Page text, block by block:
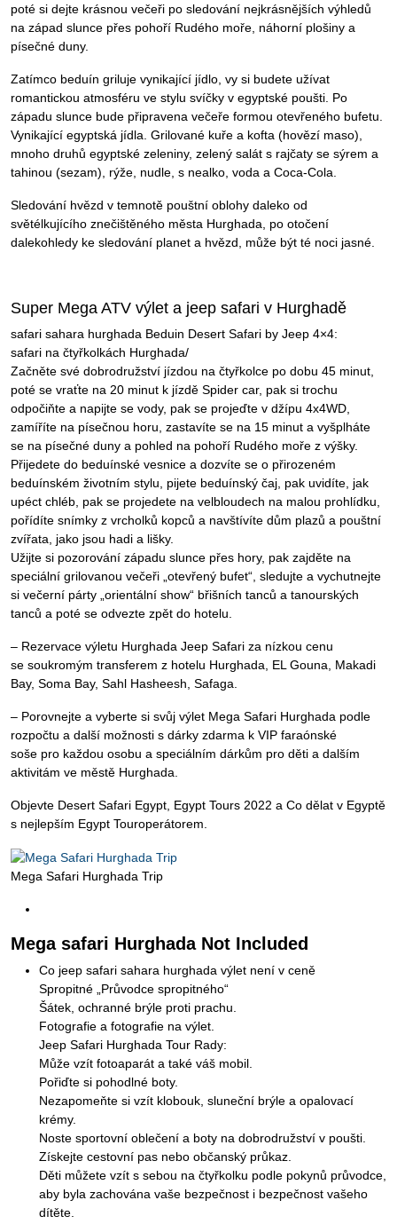
poté si dejte krásnou večeři po sledování nejkrásnějších výhledů
na západ slunce přes pohoří Rudého moře, náhorní plošiny a
písečné duny.
Zatímco beduín griluje vynikající jídlo, vy si budete užívat
romantickou atmosféru ve stylu svíčky v egyptské poušti. Po
západu slunce bude připravena večeře formou otevřeného bufetu.
Vynikající egyptská jídla. Grilované kuře a kofta (hovězí maso),
mnoho druhů egyptské zeleniny, zelený salát s rajčaty se sýrem a
tahinou (sezam), rýže, nudle, s nealko, voda a Coca-Cola.
Sledování hvězd v temnotě pouštní oblohy daleko od
světélkujícího znečištěného města Hurghada, po otočení
dalekohledy ke sledování planet a hvězd, může být té noci jasné.
Super Mega ATV výlet a jeep safari v Hurghadě
safari sahara hurghada Beduin Desert Safari by Jeep 4×4:
safari na čtyřkolkách Hurghada/
Začněte své dobrodružství jízdou na čtyřkolce po dobu 45 minut,
poté se vraťte na 20 minut k jízdě Spider car, pak si trochu
odpočiňte a napijte se vody, pak se projeďte v džípu 4x4WD,
zamíříte na písečnou horu, zastavíte se na 15 minut a vyšplháte
se na písečné duny a pohled na pohoří Rudého moře z výšky.
Přijedete do beduínské vesnice a dozvíte se o přirozeném
beduínském životním stylu, pijete beduínský čaj, pak uvidíte, jak
upéct chléb, pak se projedete na velbloudech na malou prohlídku,
pořídíte snímky z vrcholků kopců a navštívíte dům plazů a pouštní
zvířata, jako jsou hadi a lišky.
Užijte si pozorování západu slunce přes hory, pak zajděte na
speciální grilovanou večeři „otevřený bufet“, sledujte a vychutnejte
si večerní párty „orientální show“ břišních tanců a tanourských
tanců a poté se odvezte zpět do hotelu.
– Rezervace výletu Hurghada Jeep Safari za nízkou cenu
se soukromým transferem z hotelu Hurghada, EL Gouna, Makadi
Bay, Soma Bay, Sahl Hasheesh, Safaga.
– Porovnejte a vyberte si svůj výlet Mega Safari Hurghada podle
rozpočtu a další možnosti s dárky zdarma k VIP faraónské
soše pro každou osobu a speciálním dárkům pro děti a dalším
aktivitám ve městě Hurghada.
Objevte Desert Safari Egypt, Egypt Tours 2022 a Co dělat v Egyptě
s nejlepším Egypt Touroperátorem.
Mega Safari Hurghada Trip
Mega safari Hurghada Not Included
Co jeep safari sahara hurghada výlet není v ceně
Spropitné „Průvodce spropitného“
Šátek, ochranné brýle proti prachu.
Fotografie a fotografie na výlet.
Jeep Safari Hurghada Tour Rady:
Může vzít fotoaparát a také váš mobil.
Pořiďte si pohodlné boty.
Nezapomeňte si vzít klobouk, sluneční brýle a opalovací
krémy.
Noste sportovní oblečení a boty na dobrodružství v poušti.
Získejte cestovní pas nebo občanský průkaz.
Děti můžete vzít s sebou na čtyřkolku podle pokynů průvodce,
aby byla zachována vaše bezpečnost i bezpečnost vašeho
dítěte.